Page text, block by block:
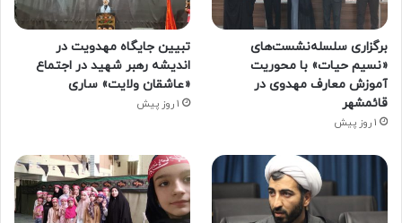
برگزاری سلسله‌نشست‌های
«نسیم حیات» با محوریت
آموزش معارف مهدوی در
قائمشهر
1 روز پیش
تبیین جایگاه مهدویت در
اندیشه رهبر شهید در اجتماع
«عاشقان ولایت» ساری
1 روز پیش